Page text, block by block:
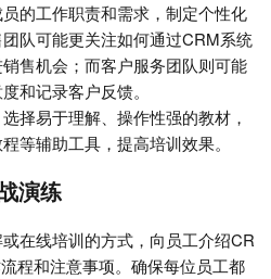
员的工作职责和需求，制定个性化
队可能更关注如何通过CRM系统
售机会；而客户服务团队则可能
和记录客户反馈。
选择易于理解、操作性强的教材，
等辅助工具，提高培训效果。
演练
在线培训的方式，向员工介绍CR
程和注意事项。确保每位员工都